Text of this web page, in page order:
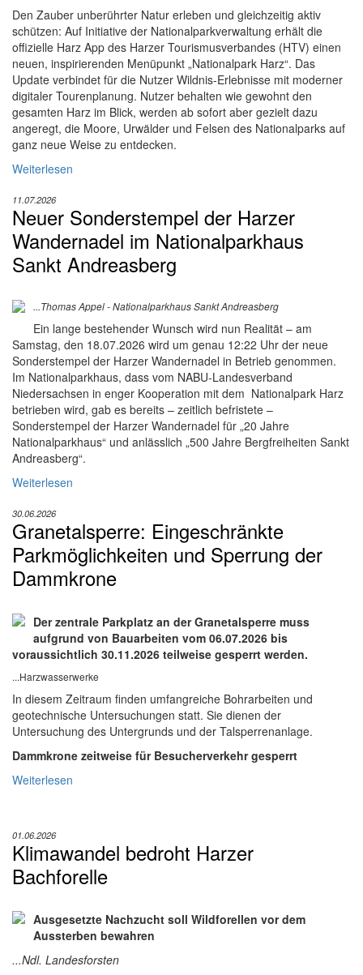
Den Zauber unberührter Natur erleben und gleichzeitig aktiv
schützen: Auf Initiative der Nationalparkverwaltung erhält die
offizielle Harz App des Harzer Tourismusverbandes (HTV) einen
neuen, inspirierenden Menüpunkt „Nationalpark Harz“. Das
Update verbindet für die Nutzer Wildnis-Erlebnisse mit moderner
digitaler Tourenplanung. Nutzer behalten wie gewohnt den
gesamten Harz im Blick, werden ab sofort aber gezielt dazu
angeregt, die Moore, Urwälder und Felsen des Nationalparks auf
ganz neue Weise zu entdecken.
Weiterlesen
11.07.2026
Neuer Sonderstempel der Harzer
Wandernadel im Nationalparkhaus
Sankt Andreasberg
...Thomas Appel - Nationalparkhaus Sankt Andreasberg
Ein lange bestehender Wunsch wird nun Realität – am
Samstag, den 18.07.2026 wird um genau 12:22 Uhr der neue
Sonderstempel der Harzer Wandernadel in Betrieb genommen.
Im Nationalparkhaus, dass vom NABU-Landesverband
Niedersachsen in enger Kooperation mit dem Nationalpark Harz
betrieben wird, gab es bereits – zeitlich befristete –
Sonderstempel der Harzer Wandernadel für „20 Jahre
Nationalparkhaus“ und anlässlich „500 Jahre Bergfreiheiten Sankt
Andreasberg“.
Weiterlesen
30.06.2026
Granetalsperre: Eingeschränkte
Parkmöglichkeiten und Sperrung der
Dammkrone
Der zentrale Parkplatz an der Granetalsperre muss
aufgrund von Bauarbeiten vom 06.07.2026 bis
voraussichtlich 30.11.2026 teilweise gesperrt werden.
...Harzwasserwerke
In diesem Zeitraum finden umfangreiche Bohrarbeiten und
geotechnische Untersuchungen statt. Sie dienen der
Untersuchung des Untergrunds und der Talsperrenanlage.
Dammkrone zeitweise für Besucherverkehr gesperrt
Weiterlesen
01.06.2026
Klimawandel bedroht Harzer
Bachforelle
Ausgesetzte Nachzucht soll Wildforellen vor dem
Aussterben bewahren
...Ndl. Landesforsten